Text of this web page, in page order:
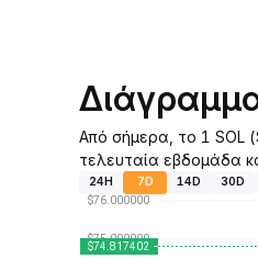
Από σήμερα, το 1 SOL
τελευταία εβδομάδα
24H 7D 14D 30D